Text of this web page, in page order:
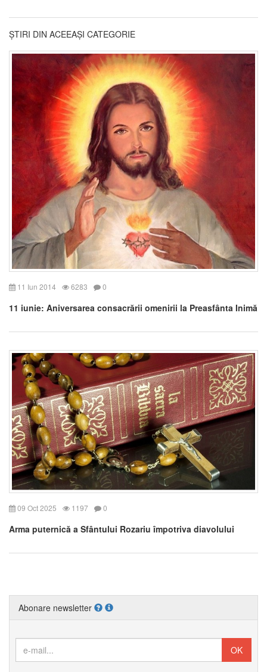
ȘTIRI DIN ACEEAȘI CATEGORIE
11 Iun 2014 6283 0
11 iunie: Aniversarea consacrării omenirii la Preasfânta Inimă
09 Oct 2025 1197 0
Arma puternică a Sfântului Rozariu împotriva diavolului
Abonare newsletter